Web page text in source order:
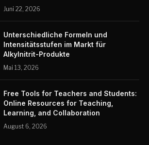
Juni 22, 2026
Unterschiedliche Formeln und
Intensitätsstufen im Markt für
Alkylnitrit-Produkte
Mai 13, 2026
Free Tools for Teachers and Students:
Online Resources for Teaching,
Learning, and Collaboration
August 6, 2026